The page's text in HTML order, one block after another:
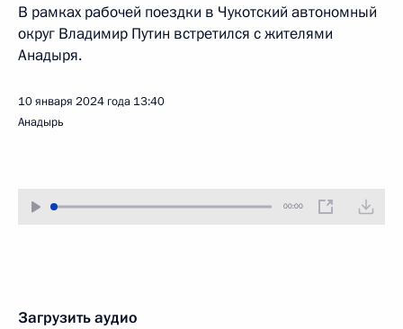
В рамках рабочей поездки в Чукотский автономный
округ Владимир Путин встретился с жителями
Анадыря.
10 января 2024 года 13:40
Анадырь
00:00
Загрузить аудио